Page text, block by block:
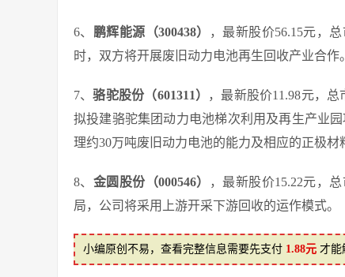
6、 鹏辉能源（300438）
，最新股价56.15元，
时，双方将开展废旧动力电池再生回收产业合作。
7、骆驼股份（601311）
，最新股价11.98元，总
拟投建骆驼集团动力电池梯次利用及再生产业
理约30万吨废旧动力电池的能力及相应的正极材
8、 金圆股份（000546）
，最新股价15.22元，
局，公司将采用上游开采下游回收的运作模式。
小编原创不易，查看完整信息需要先支付 1.88元 才能